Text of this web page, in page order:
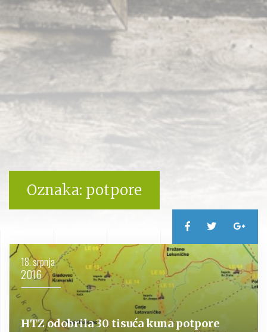
Oznaka: potpore
18. srpnja
2016
HTZ odobrila 30 tisuća kuna potpore